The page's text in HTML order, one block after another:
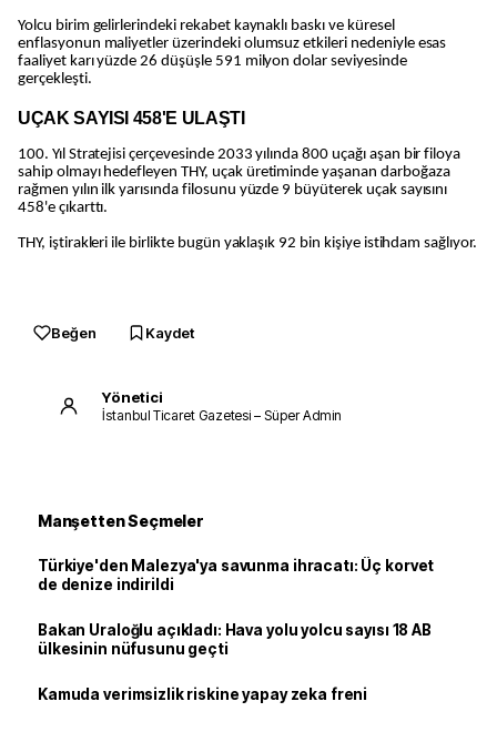
Yolcu birim gelirlerindeki rekabet kaynaklı baskı ve küresel
enflasyonun maliyetler üzerindeki olumsuz etkileri nedeniyle esas
faaliyet karı yüzde 26 düşüşle 591 milyon dolar seviyesinde
gerçekleşti.
UÇAK SAYISI 458'E ULAŞTI
100. Yıl Stratejisi çerçevesinde 2033 yılında 800 uçağı aşan bir filoya
sahip olmayı hedefleyen THY, uçak üretiminde yaşanan darboğaza
rağmen yılın ilk yarısında filosunu yüzde 9 büyüterek uçak sayısını
458'e çıkarttı.
THY, iştirakleri ile birlikte bugün yaklaşık 92 bin kişiye istihdam sağlıyor.
Beğen Kaydet
Yönetici
İstanbul Ticaret Gazetesi – Süper Admin
Manşetten Seçmeler
Türkiye'den Malezya'ya savunma ihracatı: Üç korvet
de denize indirildi
Bakan Uraloğlu açıkladı: Hava yolu yolcu sayısı 18 AB
ülkesinin nüfusunu geçti
Kamuda verimsizlik riskine yapay zeka freni